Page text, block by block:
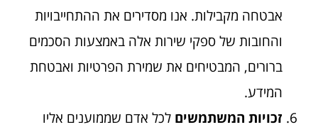
אבטחה מקבילות. אנו מסדירים את ההתחייבויות
והחובות של ספקי שירות אלה באמצעות הסכמים
ברורים, המבטיחים את שמירת הפרטיות ואבטחת
המידע.
זכויות המשתמשים לכל אדם שממוענים אליו